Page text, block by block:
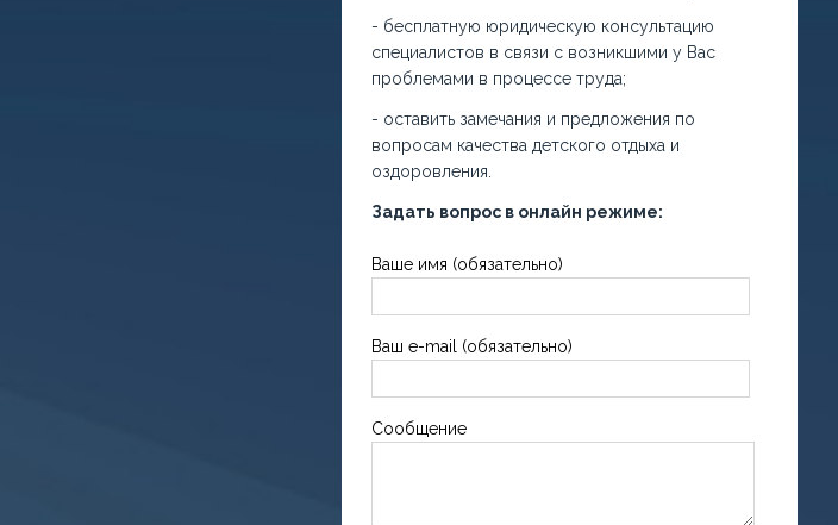
- бесплатную юридическую консультацию
специалистов в связи с возникшими у Вас
проблемами в процессе труда;
- оставить замечания и предложения по
вопросам качества детского отдыха и
оздоровления.
Задать вопрос в онлайн режиме:
Ваше имя (обязательно)
Ваш e-mail (обязательно)
Сообщение